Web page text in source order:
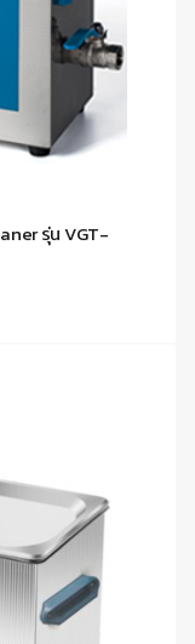
รุ่น VGT-